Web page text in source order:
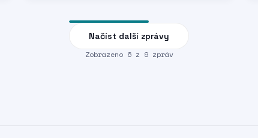
Načíst další zprávy
Zobrazeno 6z 9zpráv